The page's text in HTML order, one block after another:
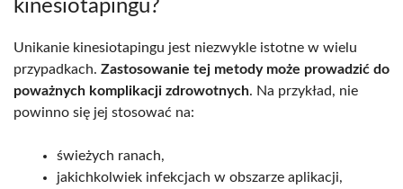
kinesiotapingu?
Unikanie kinesiotapingu jest niezwykle istotne w wielu
przypadkach. Zastosowanie tej metody może prowadzić do
poważnych komplikacji zdrowotnych. Na przykład, nie
powinno się jej stosować na:
świeżych ranach,
jakichkolwiek infekcjach w obszarze aplikacji,